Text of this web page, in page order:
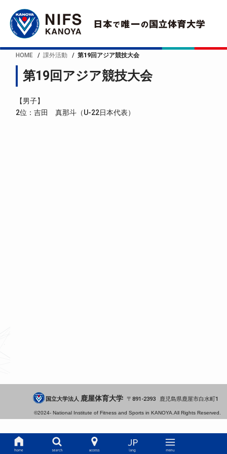
HOME 課外活動 第19回アジア競技大会
第19回アジア競技大会
【男子】
2位：吉田 真那斗（U-22日本代表）
国立大学法人 鹿屋体育大学 891-2393 鹿児島県鹿屋市白水町1
©2024- National Institute of Fitness and Sports in KANOYA.All Rights Reserved.